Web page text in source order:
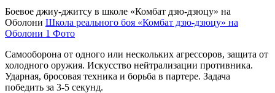
Боевое джиу-джитсу в школе «Комбат дзю-дзюцу» на
Оболони Школа реального боя «Комбат дзю-дзюцу» на
Оболони 1 Фото
Самооборона от одного или нескольких агрессоров, защита от
холодного оружия. Искусство нейтрализации противника.
Ударная, бросовая техника и борьба в партере. Задача
победить за 3-5 секунд.